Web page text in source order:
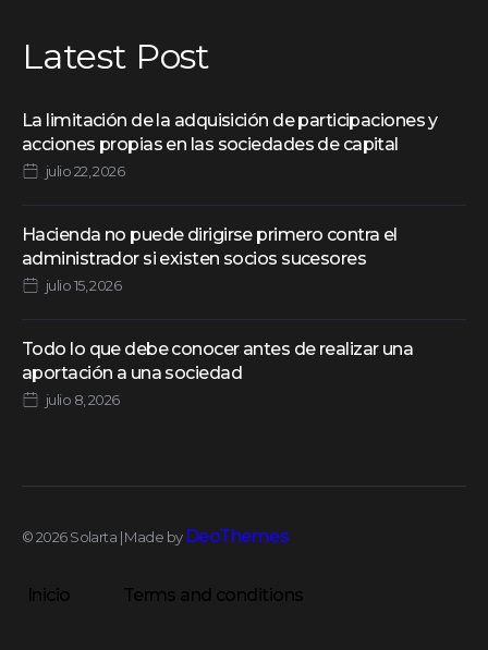
Latest Post
La limitación de la adquisición de participaciones y
acciones propias en las sociedades de capital
julio 22, 2026
Hacienda no puede dirigirse primero contra el
administrador si existen socios sucesores
julio 15, 2026
Todo lo que debe conocer antes de realizar una
aportación a una sociedad
julio 8, 2026
© 2026 Solarta | Made by DeoThemes
Inicio Terms and conditions